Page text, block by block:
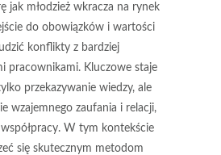
jak młodzież wkracza na rynek
do obowiązków i wartości
konflikty z bardziej
pracownikami. Kluczowe staje
przekazywanie wiedzy, ale
wzajemnego zaufania i relacji,
W tym kontekście
się skutecznym metodom